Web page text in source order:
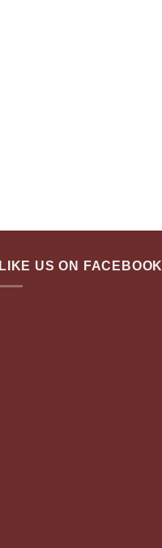
LIKE US ON FACEBOOK